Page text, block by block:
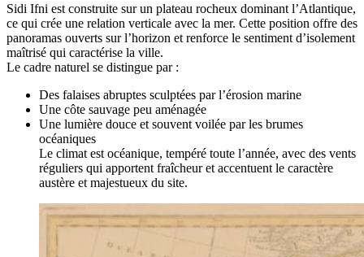
Sidi Ifni est construite sur un plateau rocheux dominant l’Atlantique,
ce qui crée une relation verticale avec la mer. Cette position offre des
panoramas ouverts sur l’horizon et renforce le sentiment d’isolement
maîtrisé qui caractérise la ville.
Le cadre naturel se distingue par :
Des falaises abruptes sculptées par l’érosion marine
Une côte sauvage peu aménagée
Une lumière douce et souvent voilée par les brumes
océaniques
Le climat est océanique, tempéré toute l’année, avec des vents
réguliers qui apportent fraîcheur et accentuent le caractère
austère et majestueux du site.